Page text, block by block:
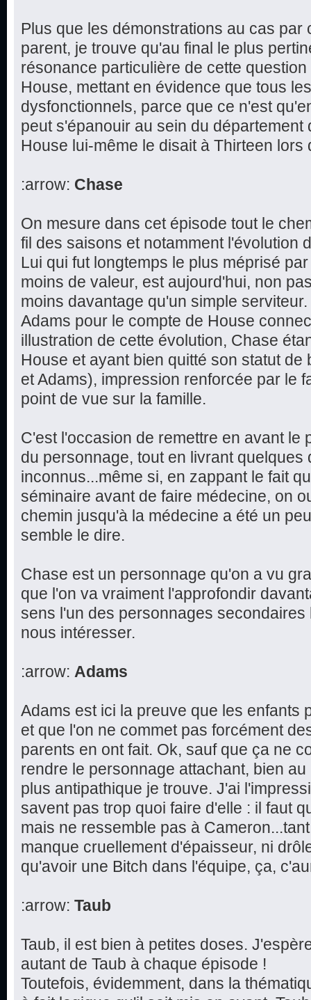
Plus que les démonstrations au cas par
parent, je trouve qu'au final le plus
résonance particulière de cette
House, mettant en évidence que tous
dysfonctionnels, parce que ce n'est
peut s'épanouir au sein du département
House lui-même le disait à Thirteen lors
:arrow: Chase
On mesure dans cet épisode tout le
fil des saisons et notamment l'évolution
Lui qui fut longtemps le plus méprisé
moins de valeur, est aujourd'hui, non
moins davantage qu'un simple
Adams pour le compte de House
illustration de cette évolution, Chase
House et ayant bien quitté son statut
et Adams), impression renforcée par le
point de vue sur la famille.
C'est l'occasion de remettre en avant le
du personnage, tout en livrant quelques
inconnus...même si, en zappant le fait
séminaire avant de faire médecine, on
chemin jusqu'à la médecine a été un
semble le dire.
Chase est un personnage qu'on a vu
que l'on va vraiment l'approfondir
sens l'un des personnages
nous intéresser.
:arrow: Adams
Adams est ici la preuve que les enfants
et que l'on ne commet pas forcément
parents en ont fait. Ok, sauf que ça ne
rendre le personnage attachant, bien
plus antipathique je trouve. J'ai
savent pas trop quoi faire d'elle : il faut
mais ne ressemble pas à
manque cruellement d'épaisseur, ni
qu'avoir une Bitch dans l'équipe, ça,
:arrow: Taub
Taub, il est bien à petites doses.
autant de Taub à chaque épisode !
Toutefois, évidemment, dans la